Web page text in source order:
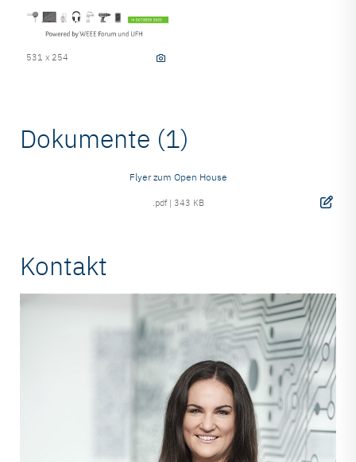
531 x 254
Dokumente (1)
Flyer zum Open House
.pdf| 343 KB
Kontakt